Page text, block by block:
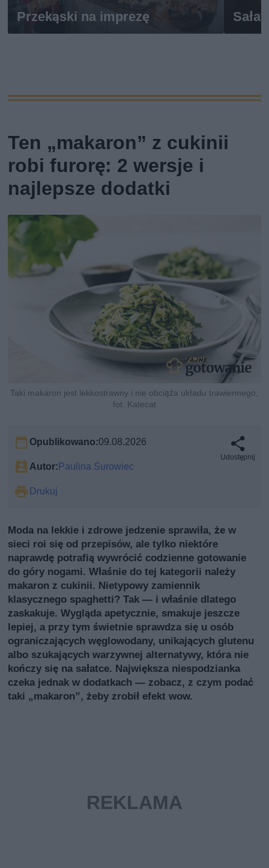
Przekąski na imprezę
Ten „makaron” z cukinii
robi furorę: 2 wersje i
najlepsze dodatki
Taki makaron jest lekkostrawny i nie obciąża układu trawiennego,
fot. Katecat
Opublikowano:09.08.2026
Autor: Paulina Surowiec
Drukuj
Udostępnij
Moda na lekkie i zdrowe jedzenie sprawiła, że w
sieci roi się od przepisów, ale tylko niektóre
naprawdę potrafią wywrócić codzienne gotowanie
do góry nogami. Właśnie do tej kategorii należy
makaron z cukinii. Nietypowy zamiennik
klasycznego spaghetti? Tak — i właśnie dlatego
zaskakuje. Wygląda apetycznie, smakuje jeszcze
lepiej, a przy tym świetnie sprawdza się u osób
ograniczających węglowodany, unikających glutenu
albo szukających warzywnej alternatywy, która nie
kończy się na sałatce. Największa niespodzianka
czeka jednak w dodatkach — zobacz, z czym podać
taki „makaron”, żeby zrobił efekt wow.